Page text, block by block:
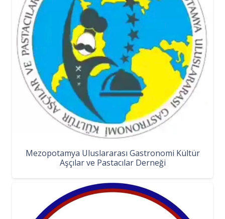
Mezopotamya Uluslararası Gastronomi Kültür
Aşçılar ve Pastacılar Derneği